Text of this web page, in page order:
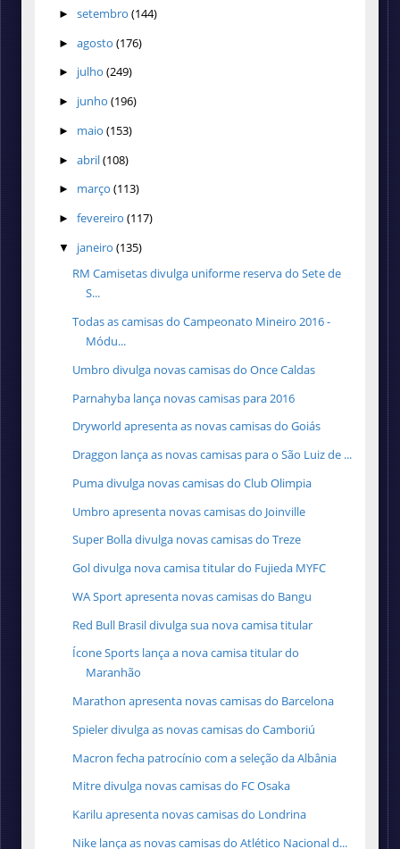
► setembro (144)
► agosto (176)
► julho (249)
► junho (196)
► maio (153)
► abril(108)
► março (113)
► fevereiro (117)
▼ janeiro (135)
RM Camisetas divulga uniforme reserva do Sete de
S...
Todas as camisas do Campeonato Mineiro 2016 -
Módu...
Umbro divulga novas camisas do Once Caldas
Parnahyba lança novas camisas para 2016
Dryworld apresenta as novas camisas do Goiás
Draggon lança as novas camisas para o São Luiz de ...
Puma divulga novas camisas do Club Olimpia
Umbro apresenta novas camisas do Joinville
Super Bolla divulga novas camisas do Treze
Gol divulga nova camisa titular do Fujieda MYFC
WA Sport apresenta novas camisas do Bangu
Red Bull Brasil divulga sua nova camisa titular
Ícone Sports lança a nova camisa titular do
Maranhão
Marathon apresenta novas camisas do Barcelona
Spieler divulga as novas camisas do Camboriú
Macron fecha patrocínio com a seleção da Albânia
Mitre divulga novas camisas do FC Osaka
Karilu apresenta novas camisas do Londrina
Nike lança as novas camisas do Atlético Nacional d...